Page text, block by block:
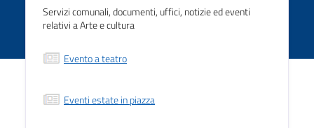
Servizi comunali, documenti, uffici, notizie ed eventi
relativi a Arte e cultura
Evento a teatro
Eventi estate in piazza